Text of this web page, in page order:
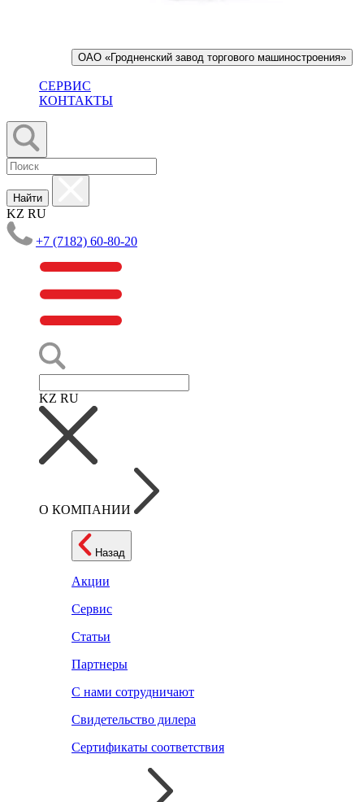
ОАО «Гродненский завод торгового машиностроения»
СЕРВИС
КОНТАКТЫ
Найти
KZ RU
+7 (7182) 60-80-20
KZ RU
О КОМПАНИИ
Назад
Акции
Сервис
Статьи
Партнеры
С нами сотрудничают
Свидетельство дилера
Сертификаты соответствия